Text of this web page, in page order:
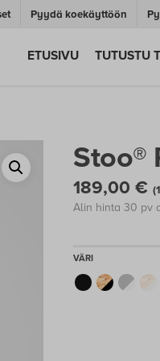
Pyydä koekäyttöön
ETUSIVU TUTUSTU
Stoo®
189,00 € (
Alin hinta 30 pv